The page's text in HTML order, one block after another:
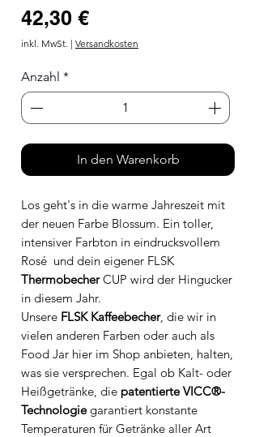
42,30 €Preis
inkl. MwSt. | Versandkosten
Anzahl *
In den Warenkorb
Los geht's in die warme Jahreszeit mit
der neuen Farbe Blossum. Ein toller,
intensiver Farbton in eindrucksvollem
Rosé und dein eigener FLSK
ThermobecherCUP wird der Hingucker
in diesem Jahr.
Unsere FLSK Kaffeebecher, die wir in
vielen anderen Farben oder auch als
Food Jar hier im Shop anbieten, halten,
was sie versprechen. Egal ob Kalt- oder
Heißgetränke, die patentierte VICC®-
Technologiegarantiert konstante
Temperaturen für Getränke aller Art